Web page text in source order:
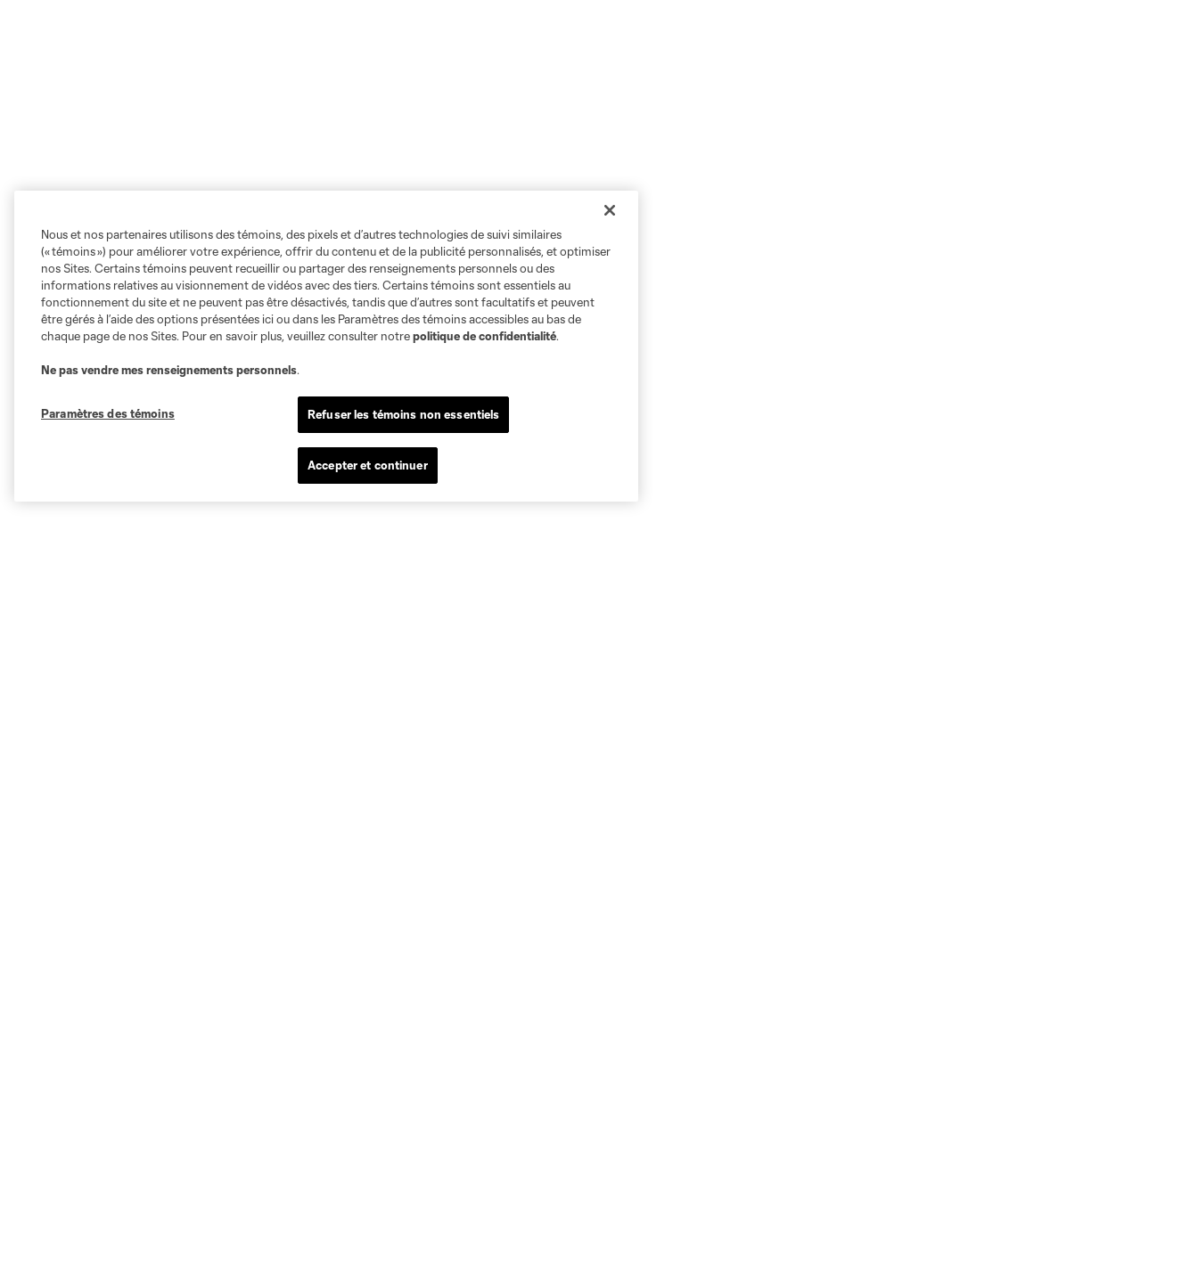
Nous et nos partenaires utilisons des témoins, des pixels et d’autres technologies de suivi similaires
(« témoins ») pour améliorer votre expérience, offrir du contenu et de la publicité personnalisés, et optimiser
nos Sites. Certains témoins peuvent recueillir ou partager des renseignements personnels ou des
informations relatives au visionnement de vidéos avec des tiers. Certains témoins sont essentiels au
fonctionnement du site et ne peuvent pas être désactivés, tandis que d’autres sont facultatifs et peuvent
être gérés à l’aide des options présentées ici ou dans les Paramètres des témoins accessibles au bas de
chaque page de nos Sites. Pour en savoir plus, veuillez consulter notrepolitique de confidentialité.
Ne pas vendre mes renseignements personnels.
Paramètres des témoins Refuser les témoins non essentiels
Accepter et continuer